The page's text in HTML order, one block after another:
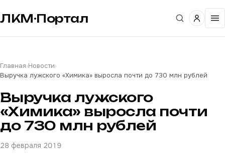
ЛКМ·Портал
Главная›Новости›
Выручка лужского «Химика» выросла почти до 730 млн рублей
Выручка лужского
«Химика» выросла почти
до 730 млн рублей
28 февраля 2019